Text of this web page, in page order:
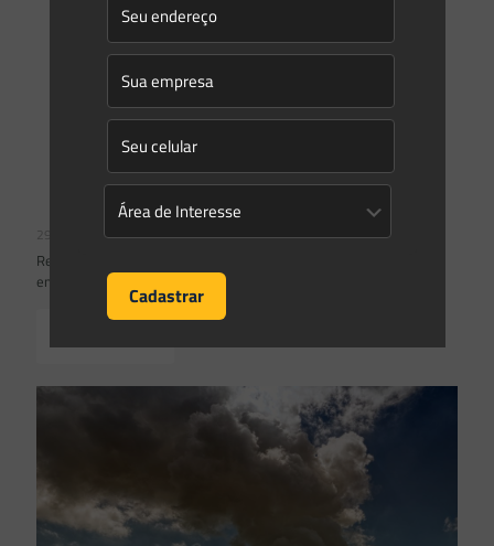
29/11/2021
Reserva legal e faixa de servidão de linhas de transmissão de
energia elétrica